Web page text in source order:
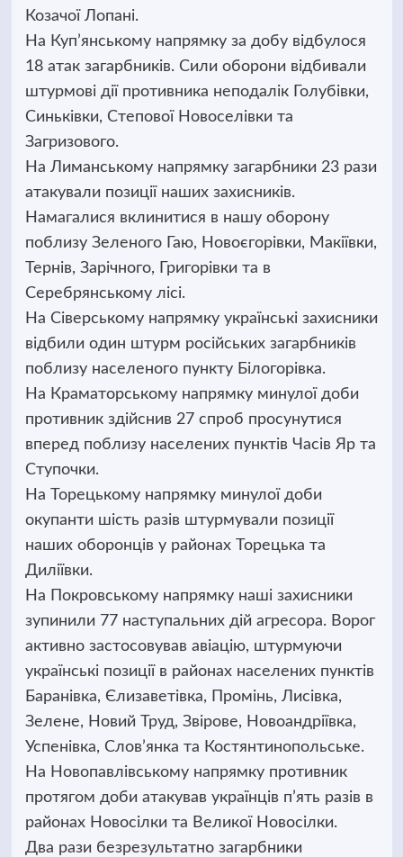
Козачої Лопані.
На Куп’янському напрямку за добу відбулося
18 атак загарбників. Сили оборони відбивали
штурмові дії противника неподалік Голубівки,
Синьківки, Степової Новоселівки та
Загризового.
На Лиманському напрямку загарбники 23 рази
атакували позиції наших захисників.
Намагалися вклинитися в нашу оборону
поблизу Зеленого Гаю, Новоєгорівки, Макіївки,
Тернів, Зарічного, Григорівки та в
Серебрянському лісі.
На Сіверському напрямку українські захисники
відбили один штурм російських загарбників
поблизу населеного пункту Білогорівка.
На Краматорському напрямку минулої доби
противник здійснив 27 спроб просунутися
вперед поблизу населених пунктів Часів Яр та
Ступочки.
На Торецькому напрямку минулої доби
окупанти шість разів штурмували позиції
наших оборонців у районах Торецька та
Диліївки.
На Покровському напрямку наші захисники
зупинили 77 наступальних дій агресора. Ворог
активно застосовував авіацію, штурмуючи
українські позиції в районах населених пунктів
Баранівка, Єлизаветівка, Промінь, Лисівка,
Зелене, Новий Труд, Звірове, Новоандріївка,
Успенівка, Слов’янка та Костянтинопольське.
На Новопавлівському напрямку противник
протягом доби атакував українців п’ять разів в
районах Новосілки та Великої Новосілки.
Два рази безрезультатно загарбники